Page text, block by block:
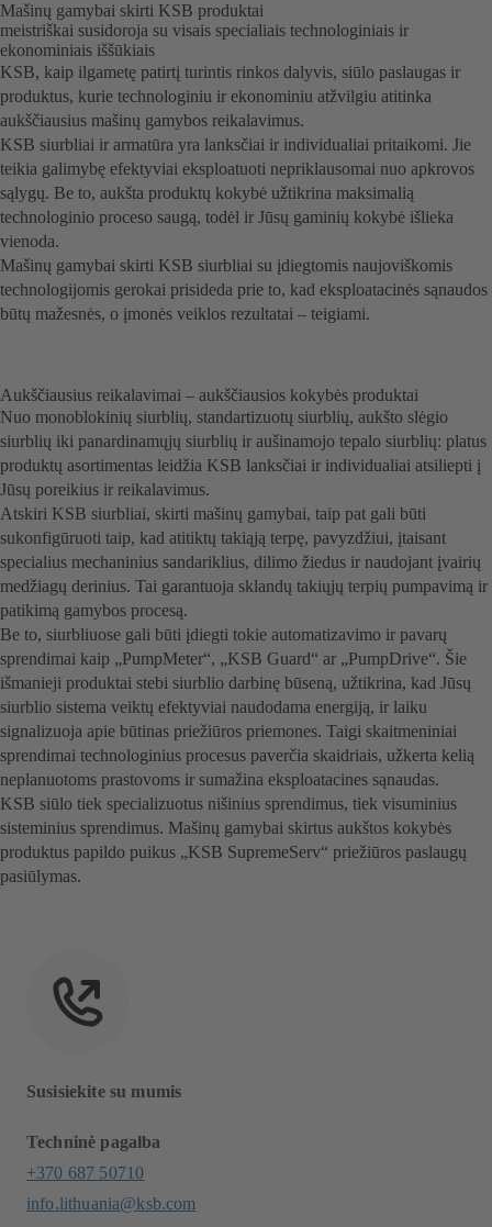
Mašinų gamybai skirti KSB produktai
meistriškai susidoroja su visais specialiais technologiniais ir
ekonominiais iššūkiais
KSB, kaip ilgametę patirtį turintis rinkos dalyvis, siūlo paslaugas ir
produktus, kurie technologiniu ir ekonominiu atžvilgiu atitinka
aukščiausius mašinų gamybos reikalavimus.
KSB siurbliai ir armatūra yra lanksčiai ir individualiai pritaikomi. Jie
teikia galimybę efektyviai eksploatuoti nepriklausomai nuo apkrovos
sąlygų. Be to, aukšta produktų kokybė užtikrina maksimalią
technologinio proceso saugą, todėl ir Jūsų gaminių kokybė išlieka
vienoda.
Mašinų gamybai skirti KSB siurbliai su įdiegtomis naujoviškomis
technologijomis gerokai prisideda prie to, kad eksploatacinės sąnaudos
būtų mažesnės, o įmonės veiklos rezultatai – teigiami.
Aukščiausius reikalavimai – aukščiausios kokybės produktai
Nuo monoblokinių siurblių, standartizuotų siurblių, aukšto slėgio
siurblių iki panardinamųjų siurblių ir aušinamojo tepalo siurblių: platus
produktų asortimentas leidžia KSB lanksčiai ir individualiai atsiliepti į
Jūsų poreikius ir reikalavimus.
Atskiri KSB siurbliai, skirti mašinų gamybai, taip pat gali būti
sukonfigūruoti taip, kad atitiktų takiąją terpę, pavyzdžiui, įtaisant
specialius mechaninius sandariklius, dilimo žiedus ir naudojant įvairių
medžiagų derinius. Tai garantuoja sklandų takiųjų terpių pumpavimą ir
patikimą gamybos procesą.
Be to, siurbliuose gali būti įdiegti tokie automatizavimo ir pavarų
sprendimai kaip „PumpMeter“, „KSB Guard“ ar „PumpDrive“. Šie
išmanieji produktai stebi siurblio darbinę būseną, užtikrina, kad Jūsų
siurblio sistema veiktų efektyviai naudodama energiją, ir laiku
signalizuoja apie būtinas priežiūros priemones. Taigi skaitmeniniai
sprendimai technologinius procesus paverčia skaidriais, užkerta kelią
neplanuotoms prastovoms ir sumažina eksploatacines sąnaudas.
KSB siūlo tiek specializuotus nišinius sprendimus, tiek visuminius
sisteminius sprendimus. Mašinų gamybai skirtus aukštos kokybės
produktus papildo puikus „KSB SupremeServ“ priežiūros paslaugų
pasiūlymas.
Susisiekite su mumis
Techninė pagalba
+370 687 50710
info.lithuania@ksb.com